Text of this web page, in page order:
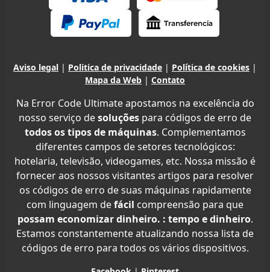
Aviso legal | Politica de privacidade | Política de cookies |
Mapa da Web | Contato
Na Error Code Ultimate apostamos na excelência do
nosso serviço desoluções para códigos de erro de
todos os tipos de máquinas. Complementamos
diferentes campos de setores tecnológicos:
hotelaria, televisão, videogames, etc. Nossa missão é
fornecer aos nossos visitantes artigos para resolver
os códigos de erro de suas máquinas rapidamente
com linguagem defácil compreensão para que
possam economizar dinheiro. : tempo e dinheiro.
Estamos constantemente atualizando nossa lista de
códigos de erro para todos os vários dispositivos.